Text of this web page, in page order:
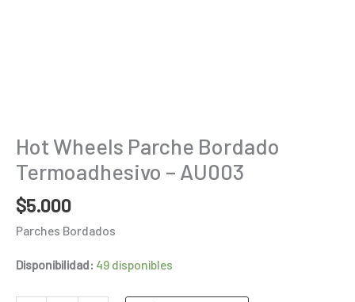
Hot Wheels Parche Bordado
Termoadhesivo – AU003
$5.000
Parches Bordados
Disponibilidad: 49 disponibles